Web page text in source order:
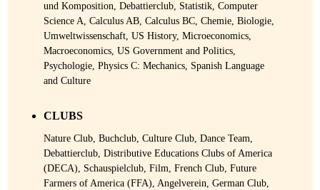
und Komposition, Debattierclub, Statistik, Computer
Science A, Calculus AB, Calculus BC, Chemie, Biologie,
Umweltwissenschaft, US History, Microeconomics,
Macroeconomics, US Government and Politics,
Psychologie, Physics C: Mechanics, Spanish Language
and Culture
CLUBS
Nature Club, Buchclub, Culture Club, Dance Team,
Debattierclub, Distributive Educations Clubs of America
(DECA), Schauspielclub, Film, French Club, Future
Farmers of America (FFA), Angelverein, German Club,